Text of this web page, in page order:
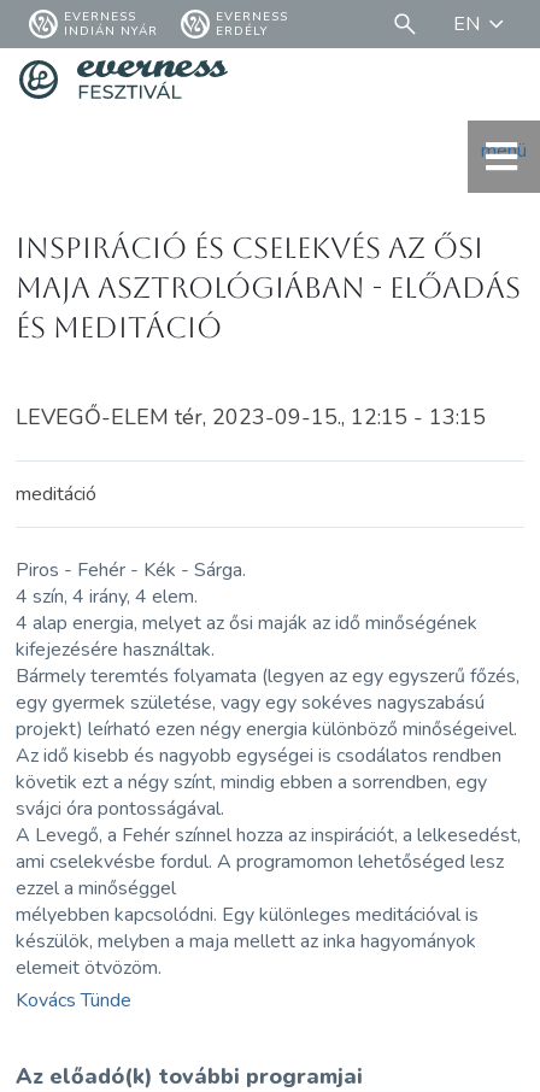
EVERNESS
INDIÁN NYÁR
EVERNESS
ERDÉLY
EN
menü
Inspiráció és cselekvés az ősi
maja asztrológiában - ELŐADÁS
és MEDITÁCIÓ
LEVEGŐ-ELEM tér, 2023-09-15., 12:15 - 13:15
meditáció
Piros - Fehér - Kék - Sárga.
4 szín, 4 irány, 4 elem.
4 alap energia, melyet az ősi maják az idő minőségének
kifejezésére használtak.
Bármely teremtés folyamata (legyen az egy egyszerű főzés,
egy gyermek születése, vagy egy sokéves nagyszabású
projekt) leírható ezen négy energia különböző minőségeivel.
Az idő kisebb és nagyobb egységei is csodálatos rendben
követik ezt a négy színt, mindig ebben a sorrendben, egy
svájci óra pontosságával.
A Levegő, a Fehér színnel hozza az inspirációt, a lelkesedést,
ami cselekvésbe fordul. A programomon lehetőséged lesz
ezzel a minőséggel
mélyebben kapcsolódni. Egy különleges meditációval is
készülök, melyben a maja mellett az inka hagyományok
elemeit ötvözöm.
Kovács Tünde
Az előadó(k) további programjai